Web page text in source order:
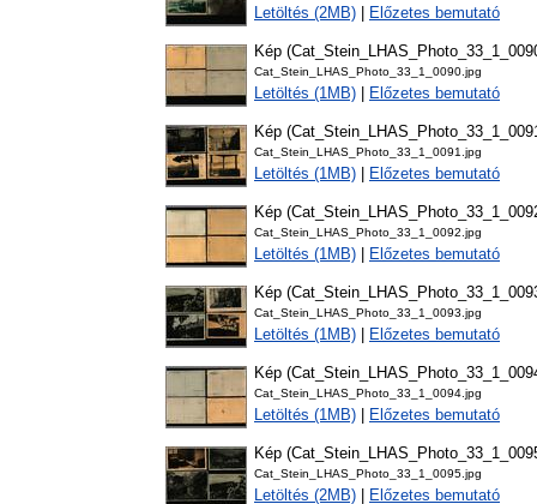
Letöltés (2MB) Előzetes bemutató
Kép
Cat_Stein_LHAS_Photo_33_1_0090.jpg
Letöltés (1MB) Előzetes bemutató
Kép
Cat_Stein_LHAS_Photo_33_1_0091.jpg
Letöltés (1MB) Előzetes bemutató
Kép
Cat_Stein_LHAS_Photo_33_1_0092.jpg
Letöltés (1MB) Előzetes bemutató
Kép
Cat_Stein_LHAS_Photo_33_1_0093.jpg
Letöltés (1MB) Előzetes bemutató
Kép
Cat_Stein_LHAS_Photo_33_1_0094.jpg
Letöltés (1MB) Előzetes bemutató
Kép
Cat_Stein_LHAS_Photo_33_1_0095.jpg
Letöltés (2MB) Előzetes bemutató